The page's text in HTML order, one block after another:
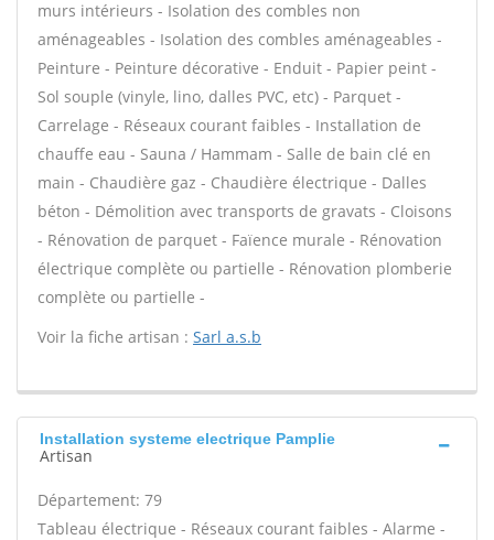
murs intérieurs - Isolation des combles non
aménageables - Isolation des combles aménageables -
Peinture - Peinture décorative - Enduit - Papier peint -
Sol souple (vinyle, lino, dalles PVC, etc) - Parquet -
Carrelage - Réseaux courant faibles - Installation de
chauffe eau - Sauna / Hammam - Salle de bain clé en
main - Chaudière gaz - Chaudière électrique - Dalles
béton - Démolition avec transports de gravats - Cloisons
- Rénovation de parquet - Faïence murale - Rénovation
électrique complète ou partielle - Rénovation plomberie
complète ou partielle -
Voir la fiche artisan : Sarl a.s.b
Installation systeme electrique Pamplie
Artisan
Département: 79
Tableau électrique - Réseaux courant faibles - Alarme -